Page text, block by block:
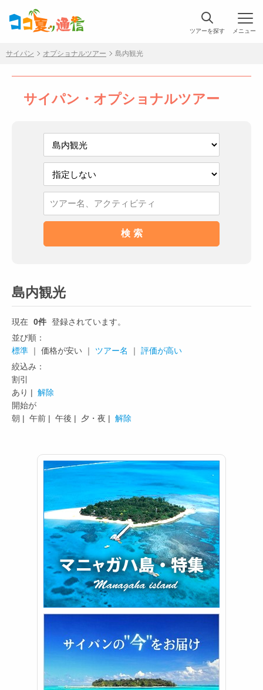
ツアーを探す
サイパン オプショナルツアー 島内観光
サイパン・オプショナルツアー
島内観光
現在 0件 登録されています。
並び順：
標準 ｜ 価格が安い ｜ ツアー名 ｜ 評価が高い
絞込み：
割引
あり | 解除
開始が
朝 | 午前 | 午後 | 夕・夜 | 解除
メニュー